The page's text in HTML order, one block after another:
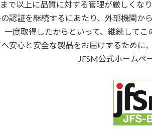
で以上に品質に対する管理が厳しくな
認証を継続するにあたり、外部機関か
一度取得したからといって、継続してこ
安心と安全な製品をお届けするために
JFSM公式ホームペ